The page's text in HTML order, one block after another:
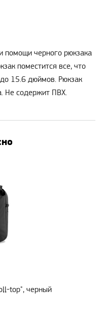
помощи черного рюкзака
поместится все, что
15.6 дюймов. Рюкзак
Не содержит ПВХ.
top", черный